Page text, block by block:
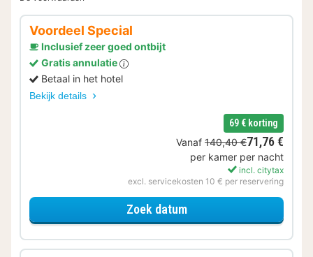
Voordeel Special
Inclusief zeer goed ontbijt
Gratis annulatie
Betaal in het hotel
Bekijk details
69 € korting
Vanaf 140,40 €71,76 €
per kamer per nacht
incl. citytax
excl. servicekosten 10 € per reservering
Zoek datumvoor Voordeel Special